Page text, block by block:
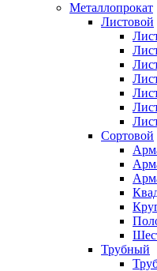
Металлопрокат
Листовой
Сортовой
Трубный